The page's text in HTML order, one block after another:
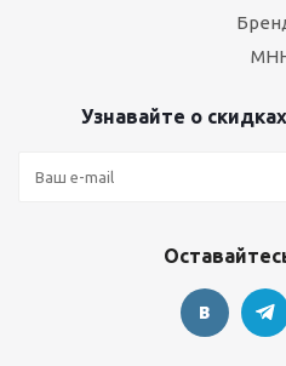
Узнавайте о